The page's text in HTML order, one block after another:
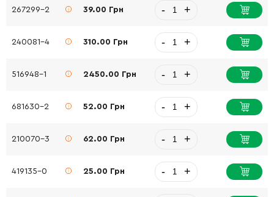
267299-2 39.00 Грн - +
240081-4 310.00 Грн - +
516948-1 2450.00 Грн - +
681630-2 52.00 Грн - +
210070-3 62.00 Грн - +
419135-0 25.00 Грн - +